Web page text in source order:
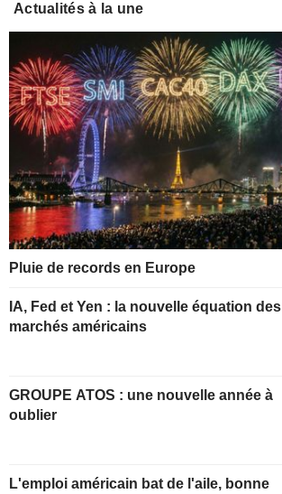
Actualités à la une
Pluie de records en Europe
IA, Fed et Yen : la nouvelle équation des
marchés américains
GROUPE ATOS : une nouvelle année à
oublier
L'emploi américain bat de l'aile, bonne